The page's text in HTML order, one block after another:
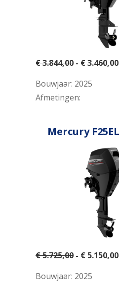
€ 3.844,00 - € 3.460,00
Bouwjaar: 2025
Afmetingen:
Mercury
€ 5.725,00 - € 5.150,00
Bouwjaar: 2025